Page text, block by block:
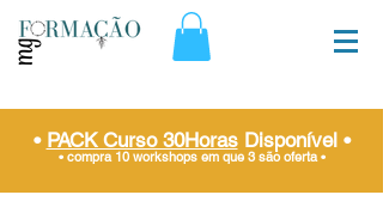
• PACK Curso 30HorasDisponível •
• compra 10 workshops em que 3 são oferta •